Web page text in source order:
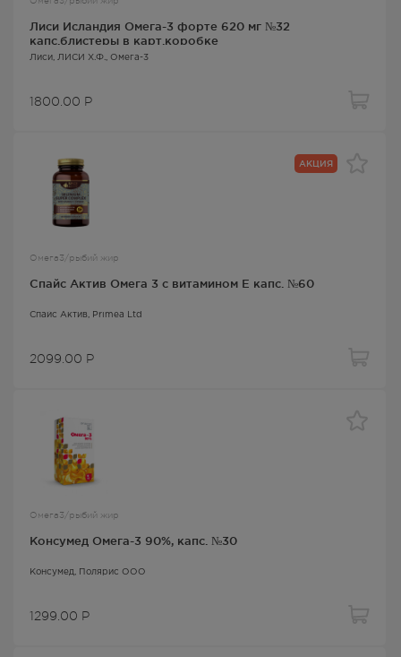
Лиси Исландия Омега-3 форте 620 мг №32
капс.блистеры в карт.коробке
Лиси , ЛИСИ Х.Ф., Омега-3
1800.00 Р
АКЦИЯ
Омега3/рыбий жир
Спайс Актив Омега 3 с витамином Е капс. №60
Спайс Актив, Primea Ltd
2099.00 Р
Омега3/рыбий жир
Консумед Омега-3 90%, капс. №30
Консумед, Полярис ООО
1299.00 Р